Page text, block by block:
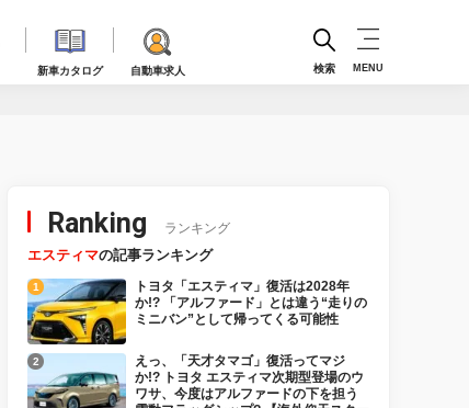
新車カタログ 自動車求人 検索 MENU
Ranking ランキング
エスティマの記事ランキング
トヨタ「エスティマ」復活は2028年
か!? 「アルファード」とは違う“走りの
ミニバン”として帰ってくる可能性
えっ、「天才タマゴ」復活ってマジ
か!? トヨタ エスティマ次期型登場のウ
ワサ、今度はアルファードの下を担う